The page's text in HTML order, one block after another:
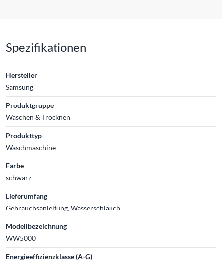
Spezifikationen
Hersteller
Samsung
Produktgruppe
Waschen & Trocknen
Produkttyp
Waschmaschine
Farbe
schwarz
Lieferumfang
Gebrauchsanleitung, Wasserschlauch
Modellbezeichnung
WW5000
Energieeffizienzklasse (A-G)